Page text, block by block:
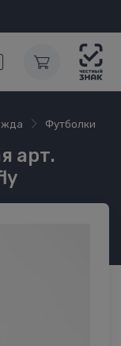
Футболки
арт.